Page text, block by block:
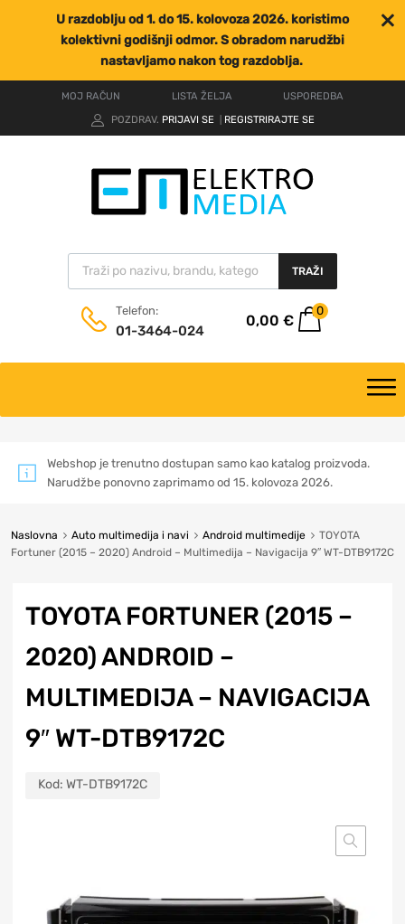
U razdoblju od 1. do 15. kolovoza 2026. koristimo
kolektivni godišnji odmor. S obradom narudžbi
nastavljamo nakon tog razdoblja.
MOJ RAČUN LISTA ŽELJA
USPOREDBA
POZDRAV. PRIJAVI SE REGISTRIRAJTE SE
TRAŽI
Telefon:
01-3464-024
0,00 €
0
Webshop je trenutno dostupan samo kao katalog proizvoda.
Narudžbe ponovno zaprimamo od 15. kolovoza 2026.
Naslovna Auto multimedija i navi Android multimedije
TOYOTA
Fortuner (2015 – 2020) Android – Multimedija – Navigacija 9″ WT-DTB9172C
TOYOTA FORTUNER (2015 –
2020) ANDROID –
MULTIMEDIJA – NAVIGACIJA
9″ WT-DTB9172C
Kod: WT-DTB9172C